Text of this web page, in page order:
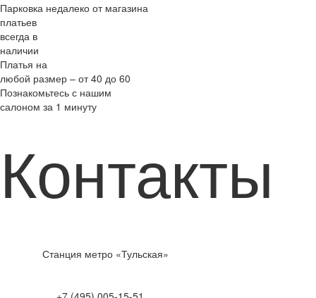
Парковка недалеко от магазина
платьев
всегда в
наличии
Платья на
любой размер – от 40 до 60
Познакомьтесь с нашим
салоном за 1 минуту
Контакты
Станция метро «Тульская»